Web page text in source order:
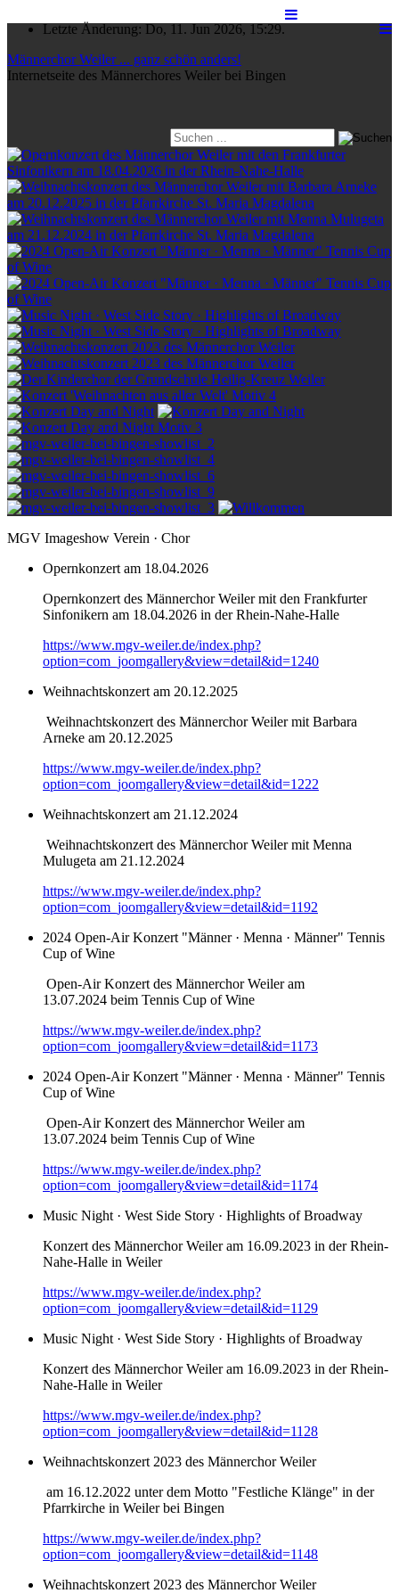
Letzte Änderung: Do, 11. Jun 2026, 15:29.
Männerchor Weiler ... ganz schön anders!
Internetseite des Männerchores Weiler bei Bingen
MGV Imageshow Verein · Chor
Opernkonzert am 18.04.2026
Opernkonzert des Männerchor Weiler mit den Frankfurter
Sinfonikern am 18.04.2026 in der Rhein-Nahe-Halle
https://www.mgv-weiler.de/index.php?
option=com_joomgallery&view=detail&id=1240
Weihnachtskonzert am 20.12.2025
Weihnachtskonzert des Männerchor Weiler mit Barbara
Arneke am 20.12.2025
https://www.mgv-weiler.de/index.php?
option=com_joomgallery&view=detail&id=1222
Weihnachtskonzert am 21.12.2024
Weihnachtskonzert des Männerchor Weiler mit Menna
Mulugeta am 21.12.2024
https://www.mgv-weiler.de/index.php?
option=com_joomgallery&view=detail&id=1192
2024 Open-Air Konzert "Männer · Menna · Männer" Tennis
Cup of Wine
Open-Air Konzert des Männerchor Weiler am
13.07.2024 beim Tennis Cup of Wine
https://www.mgv-weiler.de/index.php?
option=com_joomgallery&view=detail&id=1173
2024 Open-Air Konzert "Männer · Menna · Männer" Tennis
Cup of Wine
Open-Air Konzert des Männerchor Weiler am
13.07.2024 beim Tennis Cup of Wine
https://www.mgv-weiler.de/index.php?
option=com_joomgallery&view=detail&id=1174
Music Night · West Side Story · Highlights of Broadway
Konzert des Männerchor Weiler am 16.09.2023 in der Rhein-
Nahe-Halle in Weiler
https://www.mgv-weiler.de/index.php?
option=com_joomgallery&view=detail&id=1129
Music Night · West Side Story · Highlights of Broadway
Konzert des Männerchor Weiler am 16.09.2023 in der Rhein-
Nahe-Halle in Weiler
https://www.mgv-weiler.de/index.php?
option=com_joomgallery&view=detail&id=1128
Weihnachtskonzert 2023 des Männerchor Weiler
am 16.12.2022 unter dem Motto "Festliche Klänge" in der
Pfarrkirche in Weiler bei Bingen
https://www.mgv-weiler.de/index.php?
option=com_joomgallery&view=detail&id=1148
Weihnachtskonzert 2023 des Männerchor Weiler